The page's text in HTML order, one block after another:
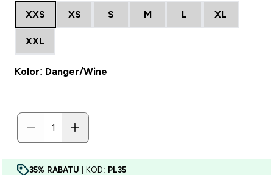
XXS XS S M L XL
XXL
Kolor: Danger/Wine
35% RABATU | KOD: PL35